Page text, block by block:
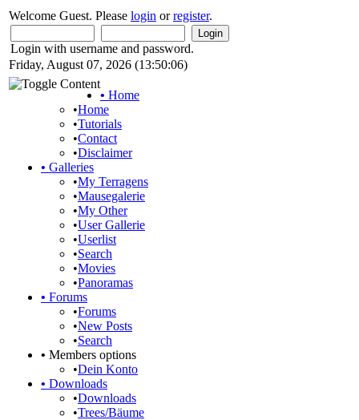
Welcome Guest. Please login orregister.
Login with username and password.
Friday, August 07, 2026 (13:50:06)
• Home
•Home
•Tutorials
•Contact
•Disclaimer
• Galleries
•My Terragens
•Mausegalerie
•My Other
•User Gallerie
•Userlist
•Search
•Movies
•Panoramas
• Forums
•Forums
•New Posts
•Search
• Members options
•Dein Konto
• Downloads
•Downloads
•Trees/Bäume